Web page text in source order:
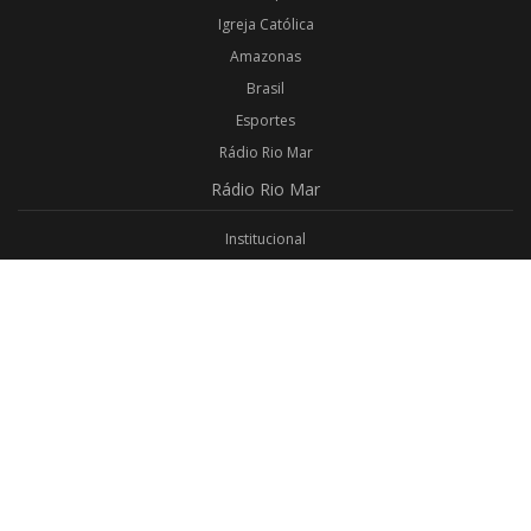
Igreja Católica
Amazonas
Brasil
Esportes
Rádio Rio Mar
Rádio Rio Mar
Institucional